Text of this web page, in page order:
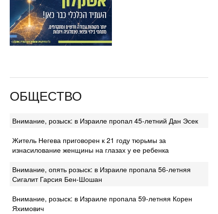
ОБЩЕСТВО
Внимание, розыск: в Израиле пропал 45-летний Дан Эсек
Житель Негева приговорен к 21 году тюрьмы за
изнасилование женщины на глазах у ее ребенка
Внимание, опять розыск: в Израиле пропала 56-летняя
Сигалит Гарсия Бен-Шошан
Внимание, розыск: в Израиле пропала 59-летняя Корен
Яхимович